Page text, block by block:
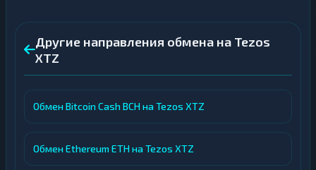
Другие направления обмена на Tezos
XTZ
Обмен Bitcoin Cash BCH на Tezos XTZ
Обмен Ethereum ETH на Tezos XTZ